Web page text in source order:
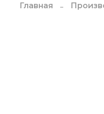
Главная